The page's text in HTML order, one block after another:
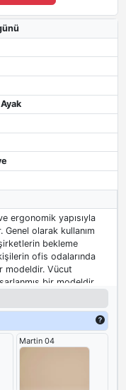
Ayak
ergonomik yapısıyla
olarak kullanım
bekleme
ofis odalarında
modeldir. Vücut
bir modeldir.
Martin 04